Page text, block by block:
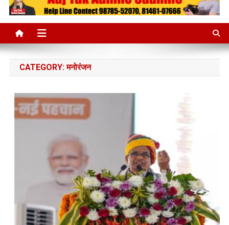
CATEGORY:मनोरंजन